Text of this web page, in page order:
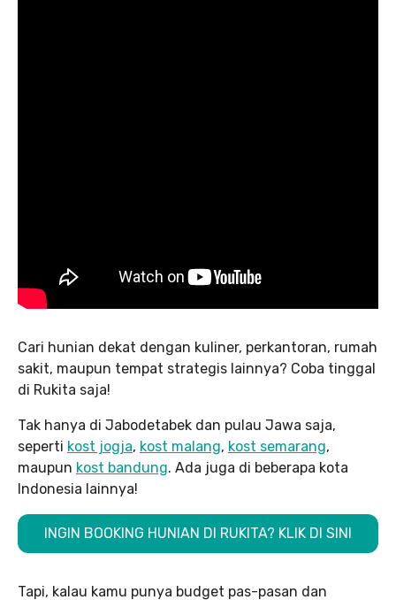
Cari hunian dekat dengan kuliner, perkantoran, rumah
sakit, maupun tempat strategis lainnya? Coba tinggal
di Rukita saja!
Tak hanya di Jabodetabek dan pulau Jawa saja,
seperti kost jogja, kost malang, kost semarang,
maupun kost bandung. Ada juga di beberapa kota
Indonesia lainnya!
INGIN BOOKING HUNIAN DI RUKITA? KLIK DI SINI
Tapi, kalau kamu punya budget pas-pasan dan